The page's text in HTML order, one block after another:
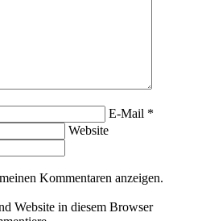
E-Mail *
Website
Kommentaren anzeigen.
Website in diesem Browser